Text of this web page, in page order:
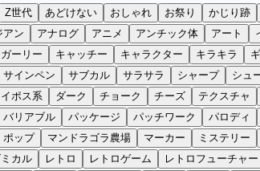
Z世代 あどけない おしゃれ お祭り かじり跡
アン アナログ アニメ アンチック体 アート
ガーリー キャッチー キャラクター キラキラ
サインペン サブカル サラサラ シャープ シュ
ポス系 ダーク チョーク チーズ テクスチャ
バリアブル パッケージ パッチワーク パロディ
ポップ マンドラゴラ農場 マーカー ミステリー
ミカル レトロ レトロゲーム レトロフューチャー